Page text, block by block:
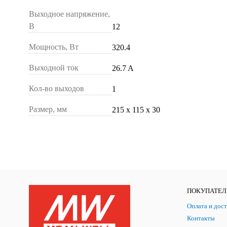
Выходное напряжение,
В
12
Мощность, Вт 320.4
Выходной ток 26.7 A
Кол-во выходов 1
Размер, мм 215 х 115 х 30
Оплата и
Контакты